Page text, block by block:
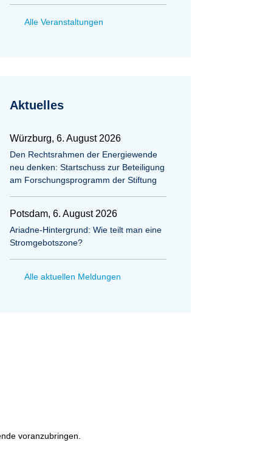
Alle Veranstaltungen
Aktuelles
Würzburg, 6. August 2026
Den Rechtsrahmen der Energiewende
neu denken: Startschuss zur Beteiligung
am Forschungsprogramm der Stiftung
Potsdam, 6. August 2026
Ariadne-Hintergrund: Wie teilt man eine
Stromgebotszone?
Alle aktuellen Meldungen
voranzubringen.